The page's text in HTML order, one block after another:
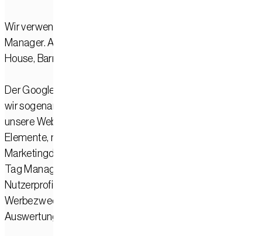
Wir verwenden auf unserer Website den Google Tag
Manager. Anbieter ist Google Ireland Limited, Gordon
House, Barrow Street, Dublin 4, Irland.
Der Google Tag Manager ist ein Werkzeug, mit dessen
wir sogenannte Website-Tags zentral verwalten und in
unsere Website einbinden können. Tags sind kleine Code-
Elemente, mit denen unter anderem Analyse- oder
Marketingdienste eingebunden werden können. Der
Tag Manager selbst erstellt nach Angaben von Google
Nutzerprofile, speichert keine Cookies zu Analyse- oder
Werbezwecken und nimmt keine eigenständigen
Auswertungen des Nutzerverhaltens vor.